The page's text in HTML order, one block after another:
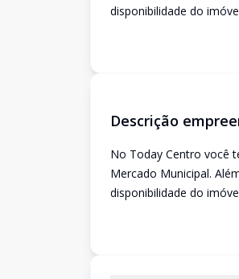
disponibilidade do
Descrição
No Today Centro você
Mercado Municipal.
disponibilidade do